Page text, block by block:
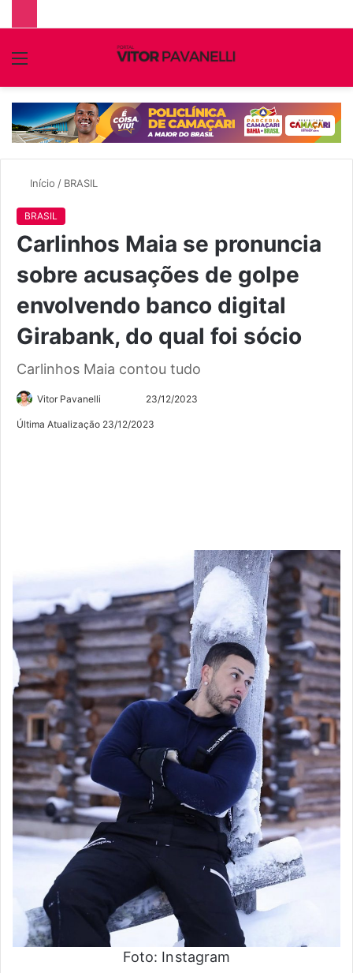
Menu
Início / BRASIL
BRASIL
Carlinhos Maia se pronuncia
sobre acusações de golpe
envolvendo banco digital
Girabank, do qual foi sócio
Carlinhos Maia contou tudo
Vitor Pavanelli
no
Mande
um
23/12/2023
Última Atualização 23/12/2023
Foto: Instagram